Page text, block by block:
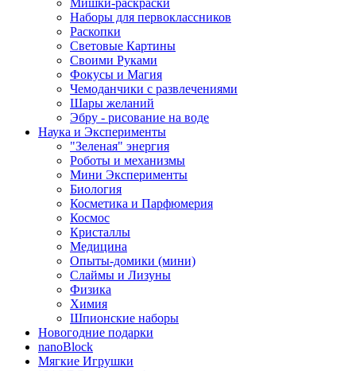
Мишки-раскраски
Наборы для первоклассников
Раскопки
Световые Картины
Своими Руками
Фокусы и Магия
Чемоданчики с развлечениями
Шары желаний
Эбру - рисование на воде
Наука и Эксперименты
"Зеленая" энергия
Роботы и механизмы
Мини Эксперименты
Биология
Косметика и Парфюмерия
Космос
Кристаллы
Медицина
Опыты-домики (мини)
Слаймы и Лизуны
Физика
Химия
Шпионские наборы
Новогодние подарки
nanoBlock
Мягкие Игрушки